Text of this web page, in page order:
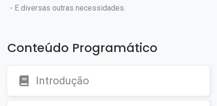
- E diversas outras necessidades.
Conteúdo Programático
Introdução